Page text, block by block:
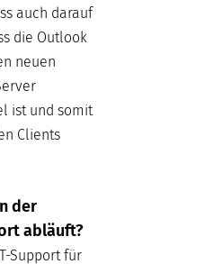
auch darauf
die Outlook
neuen
ist und somit
Clients
der
abläuft?
Support für